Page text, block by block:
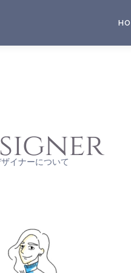
イナーについて